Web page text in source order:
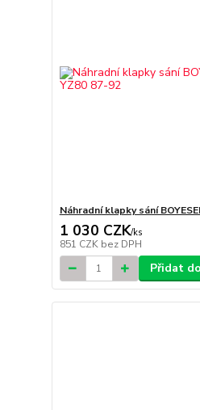
Náhradní klapky sání
1 030 CZK/ks
851 CZK bez DPH
Přidat